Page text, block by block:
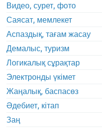
Видео, сурет, фото
Саясат, мемлекет
Аспаздық, тағам жасау
Демалыс, туризм
Логикалық сұрақтар
Электронды үкімет
Жаңалық, баспасөз
Әдебиет, кітап
Заң